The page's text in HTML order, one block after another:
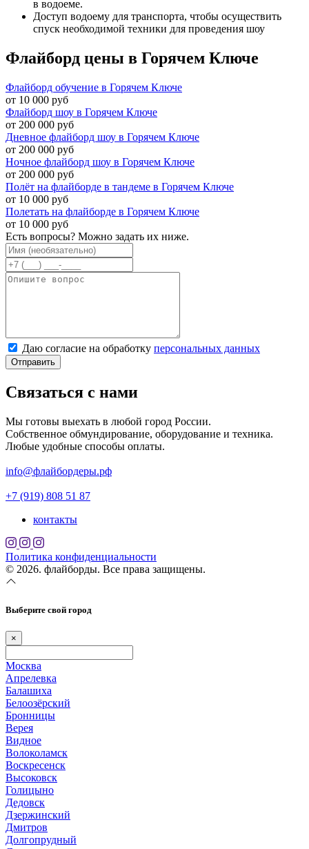
в водоеме.
Доступ водоему для транспорта, чтобы осуществить
спуск необходимой техники для проведения шоу
Флайборд цены в Горячем Ключе
Флайборд обучение в Горячем Ключе
от 10 000 руб
Флайборд шоу в Горячем Ключе
от 200 000 руб
Дневное флайборд шоу в Горячем Ключе
от 200 000 руб
Ночное флайборд шоу в Горячем Ключе
от 200 000 руб
Полёт на флайборде в тандеме в Горячем Ключе
от 10 000 руб
Полетать на флайборде в Горячем Ключе
от 10 000 руб
Есть вопросы? Можно задать их ниже.
Даю согласие на обработку персональных данных
Отправить
Связаться с нами
Мы готовы выехать в любой город России.
Собственное обмундирование, оборудование и техника.
Любые удобные способы оплаты.
info@флайбордеры.рф
+7 (919) 808 51 87
контакты
Политика конфиденциальности
© 2026. флайборды. Все права защищены.
Выберите свой город
×
Москва
Апрелевка
Балашиха
Белоозёрский
Бронницы
Верея
Видное
Волоколамск
Воскресенск
Высоковск
Голицыно
Дедовск
Дзержинский
Дмитров
Долгопрудный